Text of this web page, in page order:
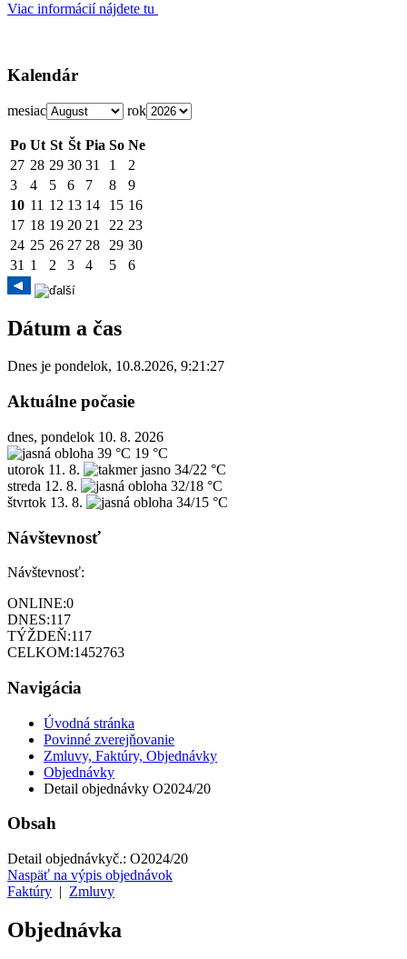
Viac informácií nájdete tu
Kalendár
mesiac rok
Po Ut St Št Pia So Ne
27 28 29 30 31 1
2
3
4 5 6 7 8
9
10 11 12 13 14 15 16
17 18 19 20 21 22 23
24 25 26 27 28 29 30
31 1 2 3 4 5 6
Dátum a čas
Dnes je pondelok, 10.8.2026, 9:21:28
Aktuálne počasie
dnes, pondelok 10. 8. 2026
39 °C 19 °C
utorok 11. 8.
34/22 °C
streda 12. 8.
32/18 °C
štvrtok 13. 8. 34/15 °C
Návštevnosť
Návštevnosť:
ONLINE:0
DNES:117
TÝŽDEŇ:117
CELKOM:1452763
Navigácia
Úvodná stránka
Povinné zverejňovanie
Zmluvy, Faktúry, Objednávky
Objednávky
Detail objednávky O2024/20
Obsah
Detail objednávkyč.: O2024/20
Naspäť na výpis objednávok
Faktúry | Zmluvy
Objednávka